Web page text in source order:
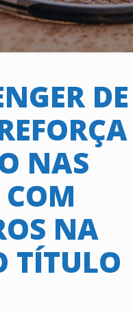
DE
NAS
NA
TÍTULO